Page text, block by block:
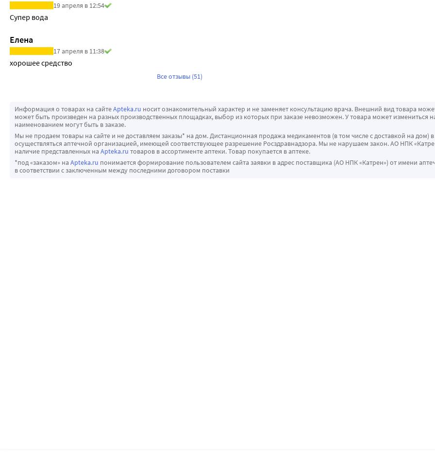
19 апреля в 12:54
Супер вода
Елена
17 апреля в 11:38
хорошее средство
Все отзывы (51)
Информация о товарах на сайтеApteka.ru носит ознакомительный характер и не заменяет консультацию врача. Внешний вид товара
может быть произведен на разных производственных площадках, выбор из которых при заказе невозможен. У товара может измениться
наименованием могут быть в заказе.
Мы не продаем товары на сайте и не доставляем заказы* на дом. Дистанционная продажа медикаментов (в том числе с доставкой на дом) в
осуществляться аптечной организацией, имеющей соответствующее разрешение Росздравнадзора. Мы не нарушаем закон. АО НПК
наличие представленных на Apteka.ru товаров в ассортименте аптеки. Товар покупается в аптеке.
*под «заказом» на Apteka.ru понимается формирование пользователем сайта заявки в адрес поставщика (АО НПК «Катрен») от имени
в соответствии с заключенным между последними договором поставки